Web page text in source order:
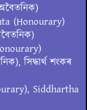
(Honourary)
সিদ্ধাৰ্থ শংকৰ
Siddhartha